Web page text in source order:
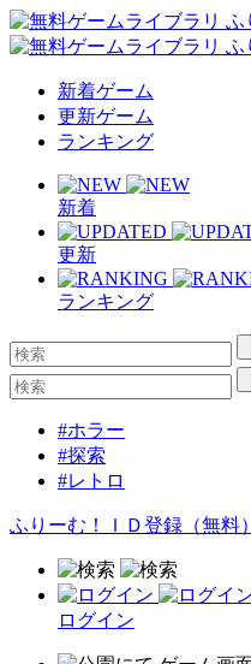
新着ゲーム
更新ゲーム
ランキング
新着
更新
ランキング
#ホラー
#探索
#レトロ
ふりーむ！ＩＤ登録（無料）
ログイン